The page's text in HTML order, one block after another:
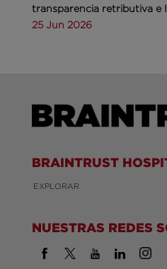
transparencia retributiva e
25 Jun 2026
BRAINTRUST
EXPLORAR
NUESTRAS REDES